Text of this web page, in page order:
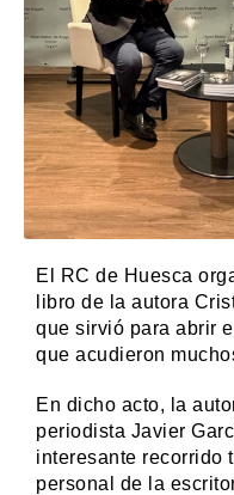
El RC de Huesca
libro de la autora
que sirvió para abrir
que acudieron
En dicho acto, la
periodista Javier
interesante recorrido
personal de la